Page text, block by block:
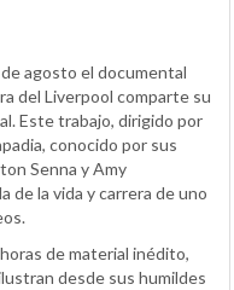
agosto el documental
del Liverpool comparte su
Este trabajo, dirigido por
conocido por sus
Senna y Amy
de la vida y carrera de uno
de material inédito,
desde sus humildes